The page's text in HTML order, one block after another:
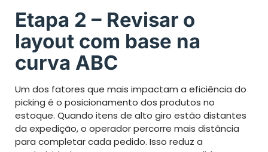
Etapa 2 – Revisar o
layout com base na
curva ABC
Um dos fatores que mais impactam a eficiência do
picking é o posicionamento dos produtos no
estoque. Quando itens de alto giro estão distantes
da expedição, o operador percorre mais distância
para completar cada pedido. Isso reduz a